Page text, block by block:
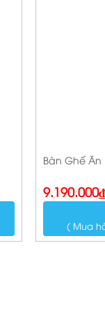
Bàn Ghế Ăn
9.190.000₫
( Mua